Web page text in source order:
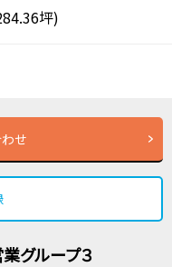
坪)
せ
グループ３